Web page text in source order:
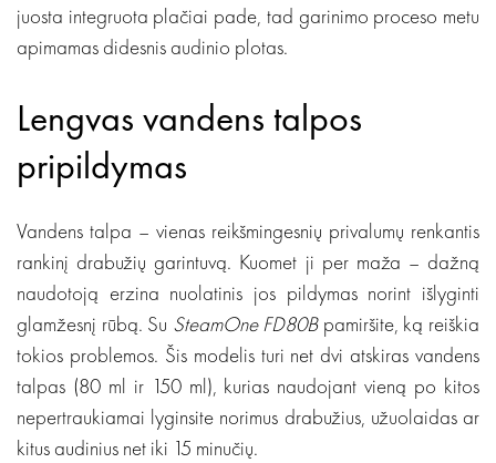
juosta integruota plačiai pade, tad garinimo proceso metu
apimamas didesnis audinio plotas.
Lengvas vandens talpos
pripildymas
Vandens talpa – vienas reikšmingesnių privalumų renkantis
rankinį drabužių garintuvą. Kuomet ji per maža – dažną
naudotoją erzina nuolatinis jos pildymas norint išlyginti
glamžesnį rūbą. Su SteamOne FD80Bpamiršite, ką reiškia
tokios problemos. Šis modelis turi net dvi atskiras vandens
talpas (80 ml ir 150 ml), kurias naudojant vieną po kitos
nepertraukiamai lyginsite norimus drabužius, užuolaidas ar
kitus audinius net iki 15 minučių.